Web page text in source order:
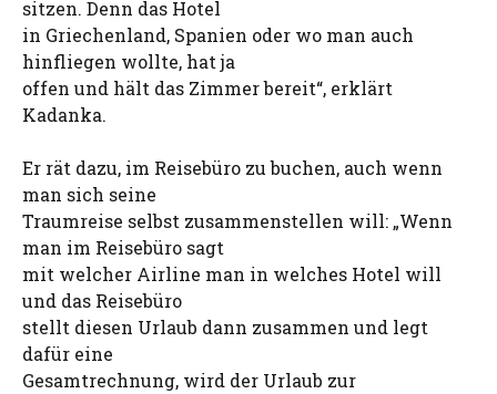
sitzen. Denn das Hotel
in Griechenland, Spanien oder wo man auch
hinfliegen wollte, hat ja
offen und hält das Zimmer bereit“, erklärt
Kadanka.
Er rät dazu, im Reisebüro zu buchen, auch wenn
man sich seine
Traumreise selbst zusammenstellen will: „Wenn
man im Reisebüro sagt
mit welcher Airline man in welches Hotel will
und das Reisebüro
stellt diesen Urlaub dann zusammen und legt
dafür eine
Gesamtrechnung, wird der Urlaub zur